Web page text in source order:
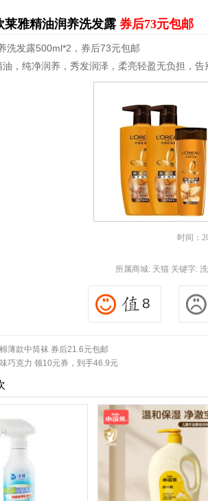
莱雅精油润养洗发露 券后73元包邮
洗发露500ml*2，券后73元包邮
，纯净润养，秀发润泽，柔亮轻盈无负担，告
时间：
所属商城: 天猫关键字:
8
薄款中筒袜 券后21.6元包邮
巧克力 领10元券，到手46.9元